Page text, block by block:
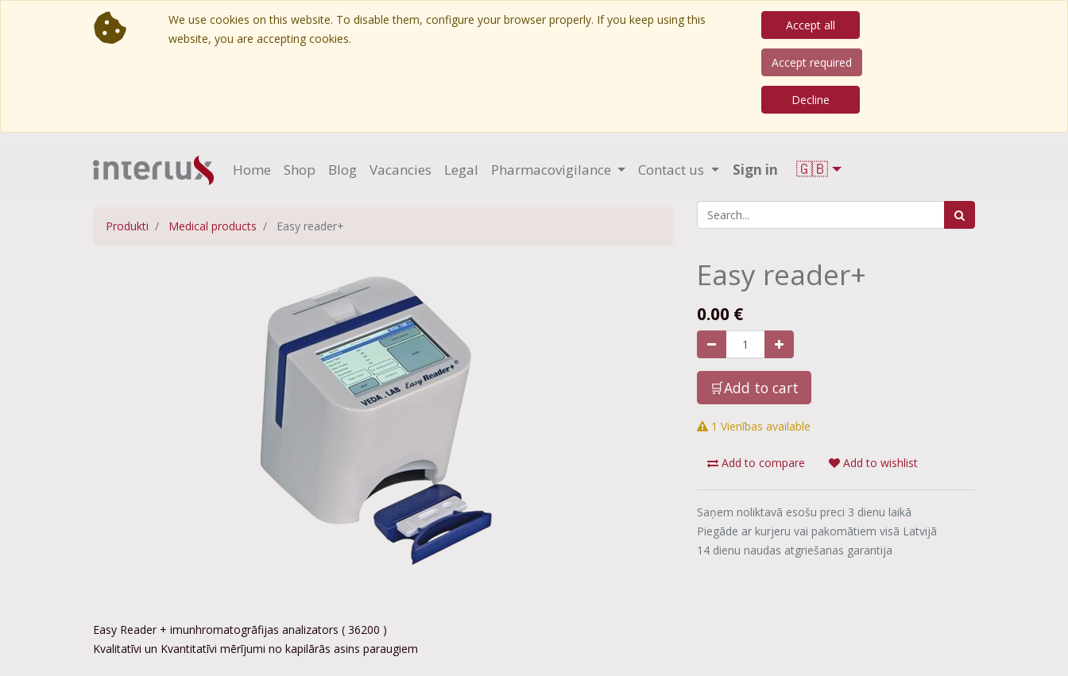
We use cookies on this website. To disable them, configure your browser properly. If you keep using this
website, you are accepting cookies.
Accept all
Accept required
Decline
Home Shop Blog Vacancies Legal Pharmacovigilance Contact us Sign in 🇬🇧
Produkti Medical products Easy reader+
Easy reader+
0.00 €
🛒Add to cart
1 Vienības available
Add to compare Add to wishlist
Saņem noliktavā esošu preci 3 dienu laikā
Piegāde ar kurjeru vai pakomātiem visā Latvijā
14 dienu naudas atgriešanas garantija
Easy Reader + imunhromatogrāfijas analizators ( 36200 )
Kvalitatīvi un Kvantitatīvi mērījumi no kapilārās asins paraugiem